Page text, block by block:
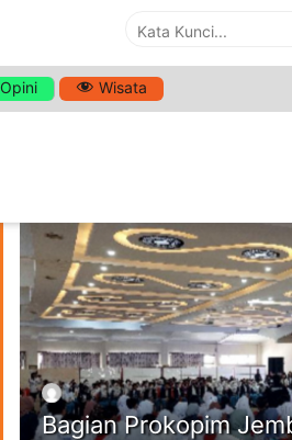
Opini Wisata
HASHTAG:PELATIHAN KERJA
Bagian Prokopim